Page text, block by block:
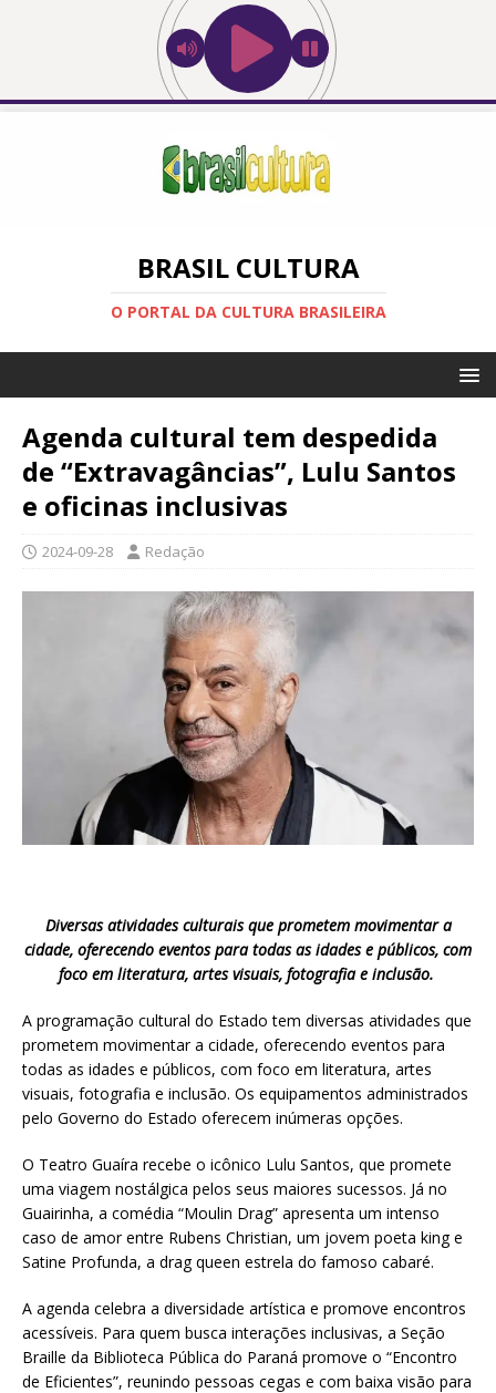
BRASIL CULTURA
O PORTAL DA CULTURA BRASILEIRA
Agenda cultural tem despedida
de “Extravagâncias”, Lulu Santos
e oficinas inclusivas
2024-09-28 Redação
Diversas atividades culturais que prometem movimentar a
cidade, oferecendo eventos para todas as idades e públicos, com
foco em literatura, artes visuais, fotografia e inclusão.
A programação cultural do Estado tem diversas atividades que
prometem movimentar a cidade, oferecendo eventos para
todas as idades e públicos, com foco em literatura, artes
visuais, fotografia e inclusão. Os equipamentos administrados
pelo Governo do Estado oferecem inúmeras opções.
O Teatro Guaíra recebe o icônico Lulu Santos, que promete
uma viagem nostálgica pelos seus maiores sucessos. Já no
Guairinha, a comédia “Moulin Drag” apresenta um intenso
caso de amor entre Rubens Christian, um jovem poeta king e
Satine Profunda, a drag queen estrela do famoso cabaré.
A agenda celebra a diversidade artística e promove encontros
acessíveis. Para quem busca interações inclusivas, a Seção
Braille da Biblioteca Pública do Paraná promove o “Encontro
de Eficientes”, reunindo pessoas cegas e com baixa visão para